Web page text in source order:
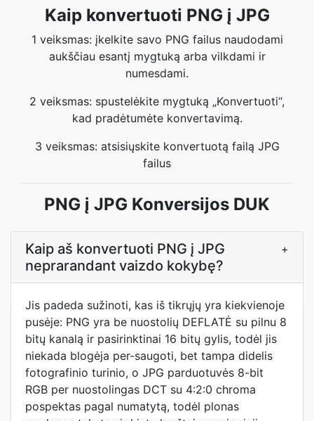
Kaip konvertuoti PNG į JPG
1 veiksmas: įkelkite savo PNG failus naudodami
aukščiau esantį mygtuką arba vilkdami ir
numesdami.
2 veiksmas: spustelėkite mygtuką „Konvertuoti“,
kad pradėtumėte konvertavimą.
3 veiksmas: atsisiųskite konvertuotą failą JPG
failus
PNG į JPG Konversijos DUK
Kaip aš konvertuoti PNG į JPG
neprarandant vaizdo kokybę?
+
Jis padeda sužinoti, kas iš tikrųjų yra kiekvienoje
pusėje: PNG yra be nuostolių DEFLATĖ su pilnu 8
bitų kanalą ir pasirinktinai 16 bitų gylis, todėl jis
niekada blogėja per-saugoti, bet tampa didelis
fotografinio turinio, o JPG parduotuvės 8-bit
RGB per nuostolingas DCT su 4:2:0 chroma
pospektas pagal numatytą, todėl plonas